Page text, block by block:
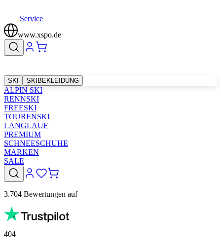
Service
www.xspo.de
SKI SKIBEKLEIDUNG
ALPIN SKI
RENNSKI
FREESKI
TOURENSKI
LANGLAUF
PREMIUM
SCHNEESCHUHE
MARKEN
SALE
3.704 Bewertungen auf
404